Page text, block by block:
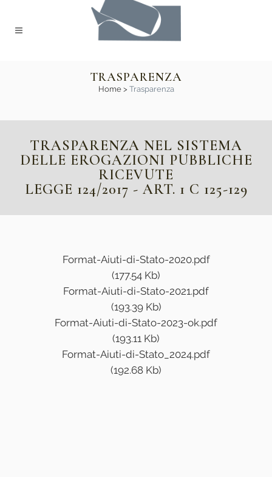
TRASPARENZA
Home> Trasparenza
TRASPARENZA NEL SISTEMA
DELLE EROGAZIONI PUBBLICHE
RICEVUTE
LEGGE 124/2017 - ART. 1 C 125-129
Format-Aiuti-di-Stato-2020.pdf
(177.54 Kb)
Format-Aiuti-di-Stato-2021.pdf
(193.39 Kb)
Format-Aiuti-di-Stato-2023-ok.pdf
(193.11 Kb)
Format-Aiuti-di-Stato_2024.pdf
(192.68 Kb)